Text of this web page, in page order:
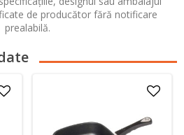
de producător fără notificare
prealabilă.